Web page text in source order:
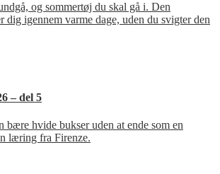
og sommertøj du skal gå i. Den
dig igennem varme dage, uden du svigter den
– del 5
hvide bukser uden at ende som en
læring fra Firenze.